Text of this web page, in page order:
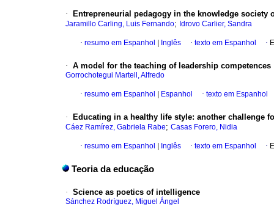
· Entrepreneurial pedagogy in the knowledge
Jaramillo Carling, Luis Fernando; Idrovo Carlier, Sandra
· resumo em Espanhol Inglês · texto em Espanhol ·
· A model for the teaching of leadership competences
Gorrochotegui Martell, Alfredo
· resumo em Espanhol Espanhol · texto em Espanhol
· Educating in a healthy life style: another challenge
Cáez Ramírez, Gabriela Rabe; Casas Forero, Nidia
· resumo em Espanhol Inglês · texto em Espanhol ·
Teoria da educação
· Science as poetics of intelligence
Sánchez Rodríguez, Miguel Ángel